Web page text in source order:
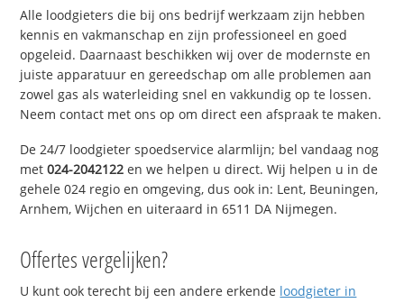
Alle loodgieters die bij ons bedrijf werkzaam zijn hebben
kennis en vakmanschap en zijn professioneel en goed
opgeleid. Daarnaast beschikken wij over de modernste en
juiste apparatuur en gereedschap om alle problemen aan
zowel gas als waterleiding snel en vakkundig op te lossen.
Neem contact met ons op om direct een afspraak te maken.
De 24/7 loodgieter spoedservice alarmlijn; bel vandaag nog
met024-2042122 en we helpen u direct. Wij helpen u in de
gehele 024 regio en omgeving, dus ook in: Lent, Beuningen,
Arnhem, Wijchen en uiteraard in 6511 DA Nijmegen.
Offertes vergelijken?
U kunt ook terecht bij een andere erkende loodgieter in